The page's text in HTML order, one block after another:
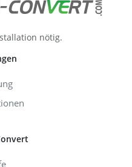
nötig.